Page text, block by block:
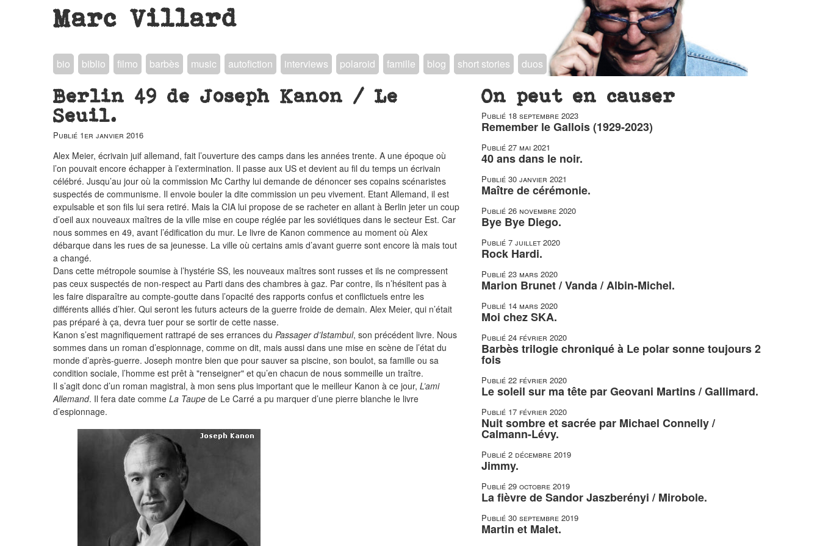
Marc Villard
bio biblio filmo barbès music autofiction interviews polaroid famille blog short stories duos
Berlin 49 de Joseph Kanon / Le
Seuil.
Publié 1er janvier 2016
Alex Meier, écrivain juif allemand, fait l’ouverture des camps dans les années trente. A une époque où
l’on pouvait encore échapper à l’extermination. Il passe aux US et devient au fil du temps un écrivain
célébré. Jusqu’au jour où la commission Mc Carthy lui demande de dénoncer ses copains scénaristes
suspectés de communisme. Il envoie bouler la dite commission un peu vivement. Etant Allemand, il est
expulsable et son fils lui sera retiré. Mais la CIA lui propose de se racheter en allant à Berlin jeter un coup
d’oeil aux nouveaux maîtres de la ville mise en coupe réglée par les soviétiques dans le secteur Est. Car
nous sommes en 49, avant l’édification du mur. Le livre de Kanon commence au moment où Alex
débarque dans les rues de sa jeunesse. La ville où certains amis d’avant guerre sont encore là mais tout
a changé.
Dans cette métropole soumise à l’hystérie SS, les nouveaux maîtres sont russes et ils ne compressent
pas ceux suspectés de non-respect au Parti dans des chambres à gaz. Par contre, ils n’hésitent pas à
les faire disparaître au compte-goutte dans l’opacité des rapports confus et conflictuels entre les
différents alliés d’hier. Qui seront les futurs acteurs de la guerre froide de demain. Alex Meier, qui n’était
pas préparé à ça, devra tuer pour se sortir de cette nasse.
Kanon s’est magnifiquement rattrapé de ses errances du Passager d’Istambul, son précédent livre. Nous
sommes dans un roman d’espionnage, comme on dit, mais aussi dans une mise en scène de l’état du
monde d’après-guerre. Joseph montre bien que pour sauver sa piscine, son boulot, sa famille ou sa
condition sociale, l’homme est prêt à "renseigner" et qu’en chacun de nous sommeille un traître.
Il s’agit donc d’un roman magistral, à mon sens plus important que le meilleur Kanon à ce jour, L’ami
Allemand. Il fera date comme La Taupe de Le Carré a pu marquer d’une pierre blanche le livre
d’espionnage.
On peut en causer
Publié 18 septembre 2023
Remember le Gallois (1929-2023)
Publié 27 mai 2021
40 ans dans le noir.
Publié 30 janvier 2021
Maître de cérémonie.
Publié 26 novembre 2020
Bye Bye Diego.
Publié 7 juillet 2020
Rock Hardi.
Publié 23 mars 2020
Marion Brunet / Vanda / Albin-Michel.
Publié 14 mars 2020
Moi chez SKA.
Publié 24 février 2020
Barbès trilogie chroniqué à Le polar sonne toujours 2
fois
Publié 22 février 2020
Le soleil sur ma tête par Geovani Martins / Gallimard.
Publié 17 février 2020
Nuit sombre et sacrée par Michael Connelly /
Calmann-Lévy.
Publié 2 décembre 2019
Jimmy.
Publié 29 octobre 2019
La fièvre de Sandor Jaszberényi / Mirobole.
Publié 30 septembre 2019
Martin et Malet.